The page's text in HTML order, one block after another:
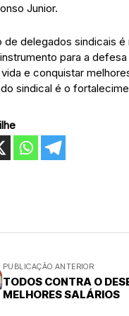
Junior.
de delegados sindicais
para a
e conquistar
sindical é o
PUBLICAÇÃO ANTERIOR
TODOS CONTRA O
MELHORES SALÁRIOS